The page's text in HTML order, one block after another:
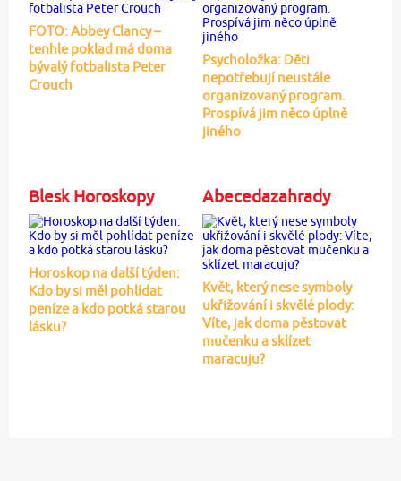
FOTO: Abbey Clancy –
tenhle poklad má doma
bývalý fotbalista Peter
Crouch
Psycholožka: Děti
nepotřebují neustále
organizovaný program.
Prospívá jim něco úplně
jiného
Blesk Horoskopy
Horoskop na další týden:
Kdo by si měl pohlídat
peníze a kdo potká starou
lásku?
Abecedazahrady
Květ, který nese symboly
ukřižování i skvělé plody:
Víte, jak doma pěstovat
mučenku a sklízet
maracuju?